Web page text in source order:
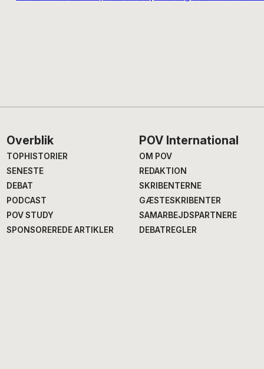
Footer
Overblik
TOPHISTORIER
SENESTE
DEBAT
PODCAST
POV STUDY
SPONSOREREDE ARTIKLER
POV International
OM POV
REDAKTION
SKRIBENTERNE
GÆSTESKRIBENTER
SAMARBEJDSPARTNERE
DEBATREGLER